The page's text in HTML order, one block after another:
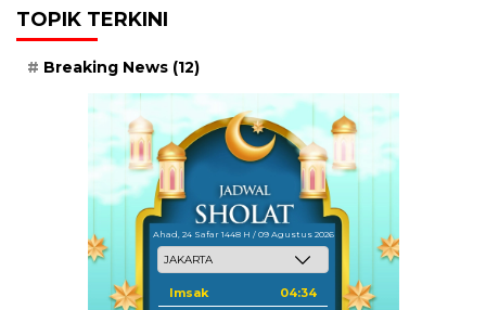
TOPIK TERKINI
Breaking News (12)
Ahad, 24 Safar 1448 H / 09 Agustus 2026
Imsak 04:34